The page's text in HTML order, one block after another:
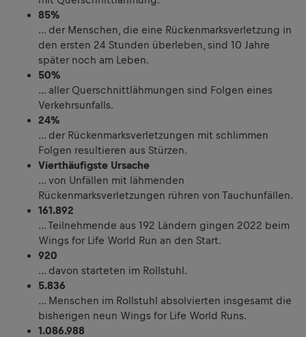
85%
… der Menschen, die eine Rückenmarksverletzung in
den ersten 24 Stunden überleben, sind 10 Jahre
später noch am Leben.
50%
… aller Querschnittlähmungen sind Folgen eines
Verkehrsunfalls.
24%
… der Rückenmarksverletzungen mit schlimmen
Folgen resultieren aus Stürzen.
Vierthäufigste Ursache
… von Unfällen mit lähmenden
Rückenmarksverletzungen rühren von Tauchunfällen.
161.892
… Teilnehmende aus 192 Ländern gingen 2022 beim
Wings for Life World Run an den Start.
920
… davon starteten im Rollstuhl.
5.836
… Menschen im Rollstuhl absolvierten insgesamt die
bisherigen neun Wings for Life World Runs.
1.086.988